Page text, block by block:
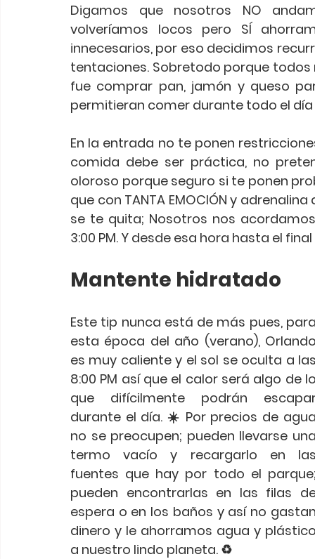
Digamos que nosotros NO
volveríamos locos pero SÍ
innecesarios, por eso decidimos
tentaciones. Sobretodo porque todos
fue comprar pan, jamón y queso
permitieran comer durante todo el día
En la entrada no te ponen
comida debe ser práctica, no
oloroso porque seguro si te ponen
que con TANTA EMOCIÓN y
se te quita; Nosotros nos
3:00 PM. Y desde esa hora hasta el
Mantente hidratado
Este tip nunca está de más pues,
esta época del año (verano),
es muy caliente y el sol se oculta a
8:00 PM así que el calor será algo de
que difícilmente podrán
durante el día. ☀️ Por precios de
no se preocupen; pueden llevarse
termo vacío y recargarlo en
fuentes que hay por todo el
pueden encontrarlas en las filas
espera o en los baños y así no
dinero y le ahorramos agua y
a nuestro lindo planeta. ♻️